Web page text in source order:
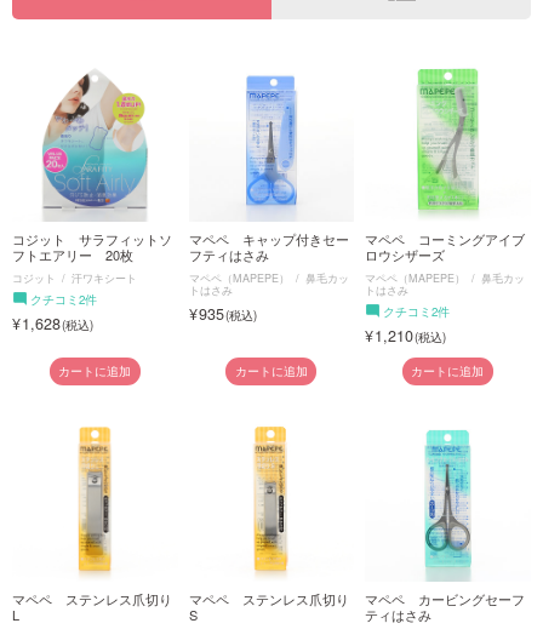
コジット サラフィットソ
フトエアリー 20枚
コジット 汗ワキシート
クチコミ2件
1,628
カートに追加
マペペ キャップ付きセー
フティはさみ
マペペ（MAPEPE） 鼻毛カッ
トはさみ
935
カートに追加
マペペ コーミングアイブ
ロウシザーズ
マペペ（MAPEPE） 鼻毛カッ
トはさみ
クチコミ2件
1,210
カートに追加
マペペ ステンレス爪切り
L
マペペ ステンレス爪切り
S
マペペ カービングセーフ
ティはさみ